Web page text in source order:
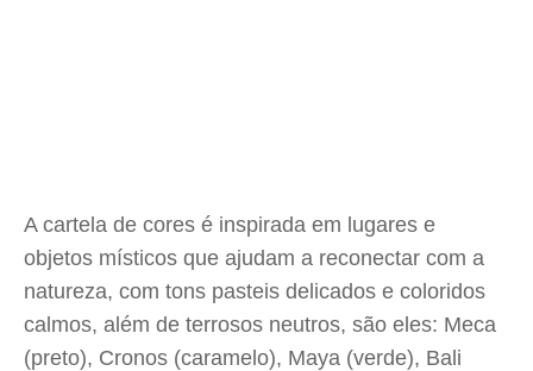
A cartela de cores é inspirada em lugares e
objetos místicos que ajudam a reconectar com a
natureza, com tons pasteis delicados e coloridos
calmos, além de terrosos neutros, são eles: Meca
(preto), Cronos (caramelo), Maya (verde), Bali